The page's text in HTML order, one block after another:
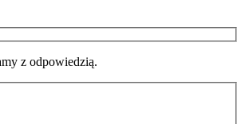
z odpowiedzią.